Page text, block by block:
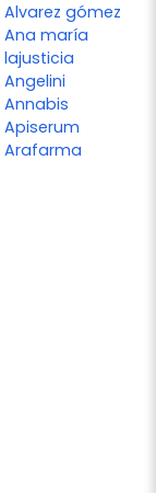
Alvarez gómez
Ana maría
lajusticia
Angelini
Annabis
Apiserum
Arafarma